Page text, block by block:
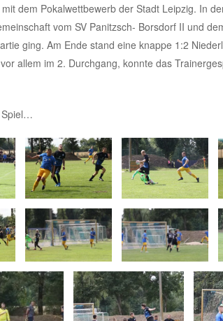
dem Pokalwettbewerb der Stadt Leipzig. In
vom SV Panitzsch- Borsdorf II und
ging. Am Ende stand eine knappe 1:2
allem im 2. Durchgang, konnte das
Spiel…